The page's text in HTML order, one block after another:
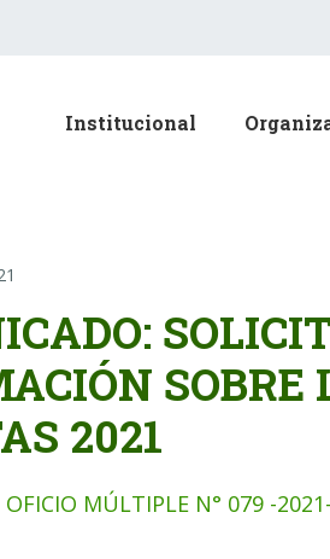
Institucional
2021
OFICIO MÚLTIPLE N° 079 -